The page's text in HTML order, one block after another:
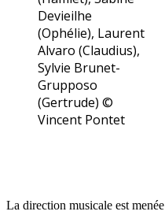
Devieilhe
(Ophélie), Laurent
Alvaro (Claudius),
Sylvie Brunet-
Grupposo
(Gertrude) ©
Vincent Pontet
La direction musicale est menée